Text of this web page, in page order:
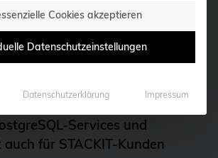
in Santa Fe: Warum die Debian-
Services und
für STACKIT-Kunden
Cookies akzeptieren
Datenschutzeinstellungen
Datenschutzerklärung Impressum